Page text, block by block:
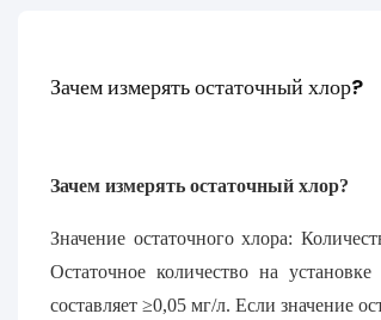
Зачем измерять остаточный хлор?
Зачем измерять остаточный хлор?
Значение остаточного хлора:
Остаточное количество на
составляет ≥0,05 мг/л. Если значение